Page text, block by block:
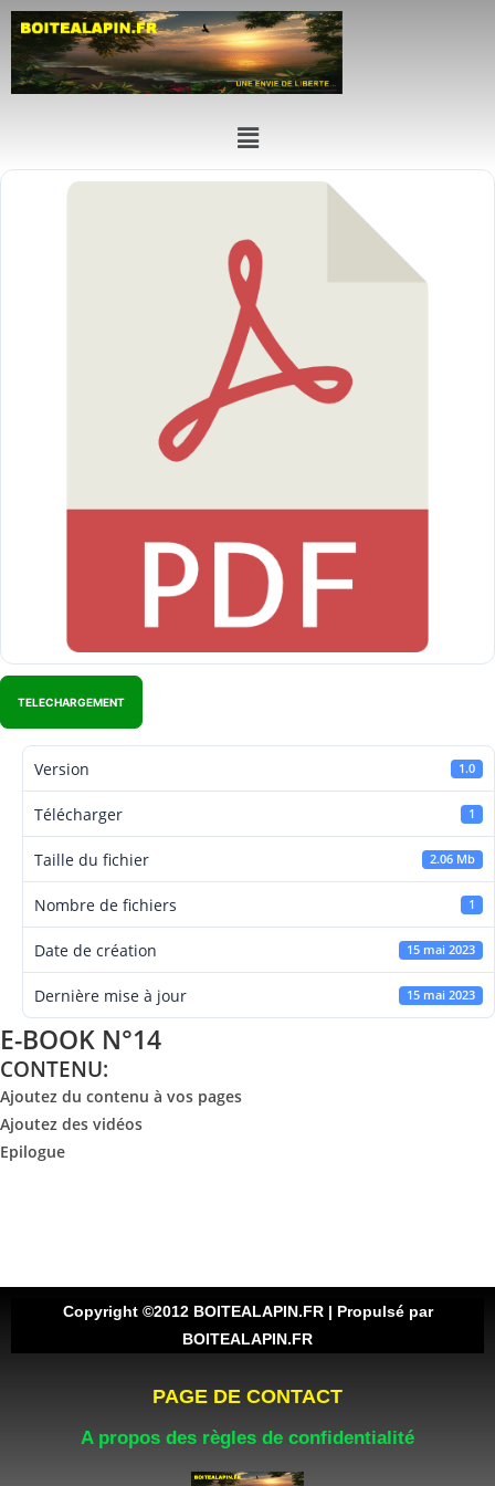
TELECHARGEMENT
Version 1.0
Télécharger 1
Taille du fichier 2.06 Mb
Nombre de fichiers 1
Date de création 15 mai 2023
Dernière mise à jour 15 mai 2023
E-BOOK N°14
CONTENU:
Ajoutez du contenu à vos pages
Ajoutez des vidéos
Epilogue
Copyright ©2012 BOITEALAPIN.FR | Propulsé par
BOITEALAPIN.FR
PAGE DE CONTACT
A propos des règles de confidentialité